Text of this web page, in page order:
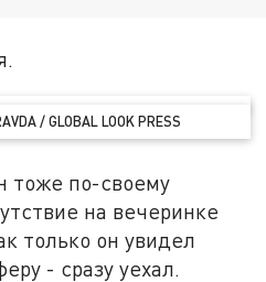
/ GLOBAL LOOK PRESS
тоже по-своему
на вечеринке
только он увидел
- сразу уехал.